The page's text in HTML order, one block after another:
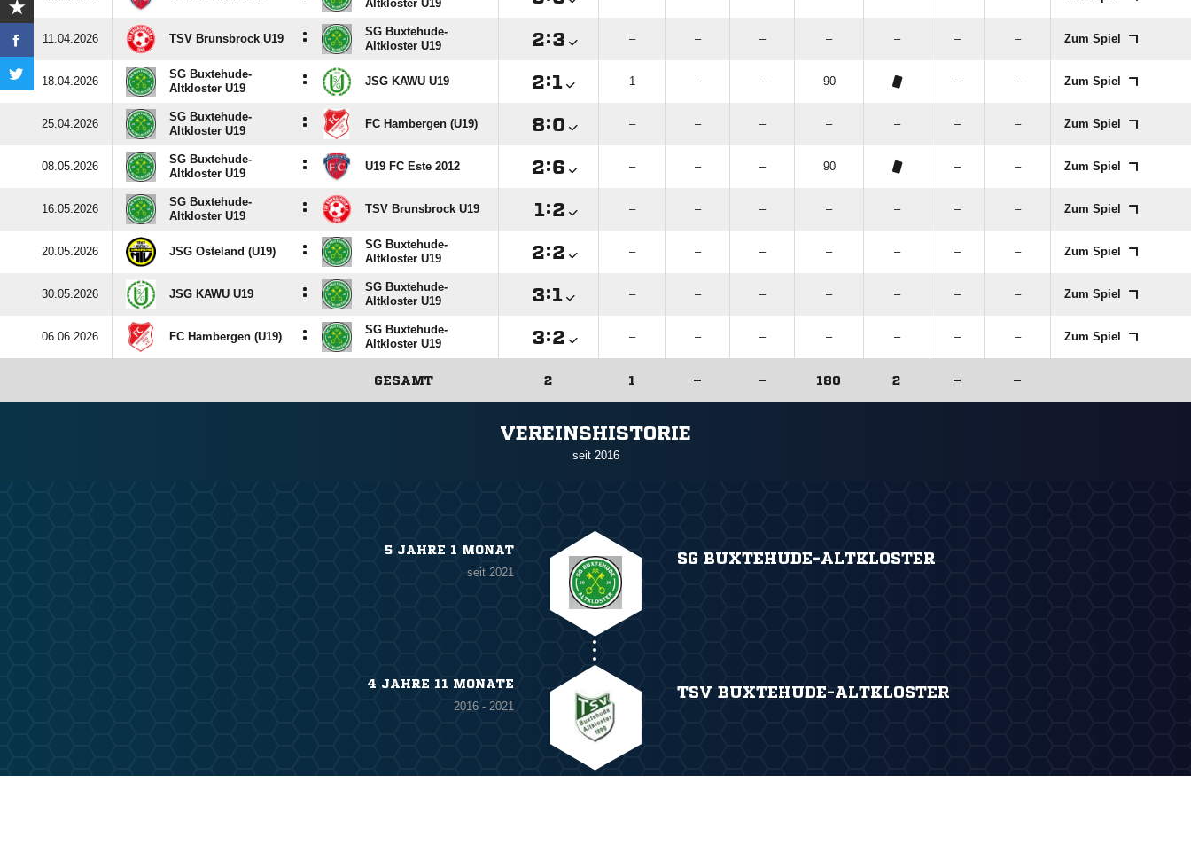
Altkloster U19
11.04.2026 TSV Brunsbrock U19 :
SG Buxtehude-
Altkloster U19
: – – – – – – – Zum Spiel
18.04.2026
SG Buxtehude-
Altkloster U19
: JSG KAWU U19 : 1 – – 90 – – Zum Spiel
25.04.2026
SG Buxtehude-
Altkloster U19
: FC Hambergen (U19) : – – – – – – – Zum Spiel
08.05.2026
SG Buxtehude-
Altkloster U19
: U19 FC Este 2012 : – – – 90 – – Zum Spiel
16.05.2026
SG Buxtehude-
Altkloster U19
: TSV Brunsbrock U19 : – – – – – – – Zum Spiel
20.05.2026 JSG Osteland (U19) :
SG Buxtehude-
Altkloster U19
: – – – – – – – Zum Spiel
30.05.2026 JSG KAWU U19 :
SG Buxtehude-
Altkloster U19
: – – – – – – – Zum Spiel
06.06.2026 FC Hambergen (U19) :
SG Buxtehude-
Altkloster U19
: – – – – – – – Zum Spiel
GESAMT 2 1 – – 180 2 – –
VEREINSHISTORIE
seit 2016
5 JAHRE 1 MONAT
seit 2021
SG BUXTEHUDE-ALTKLOSTER
4 JAHRE 11 MONATE
2016 - 2021
TSV BUXTEHUDE-ALTKLOSTER